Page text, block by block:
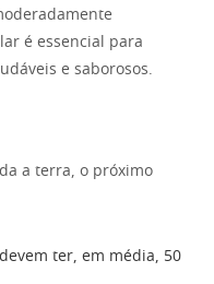
é essencial para
e saborosos.
a terra, o próximo
ter, em média, 50